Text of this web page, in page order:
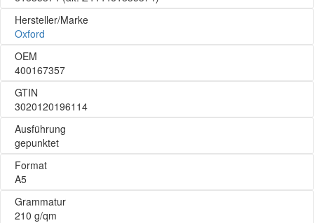
Hersteller/Marke
Oxford
OEM
400167357
GTIN
3020120196114
Ausführung
gepunktet
Format
A5
Grammatur
210 g/qm